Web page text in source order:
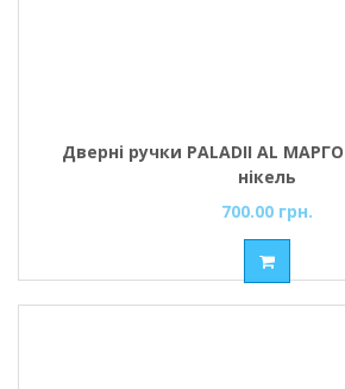
Дверні ручки PALADII AL
нікель
700.00 грн.